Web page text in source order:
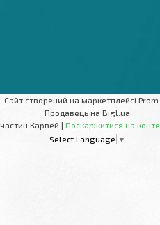
Сайт створений на маркетплейсі
Продавець на Bigl.ua
Інтернет-магазин автозапчастин Карвей | Поскаржитися на
Select Language ▼